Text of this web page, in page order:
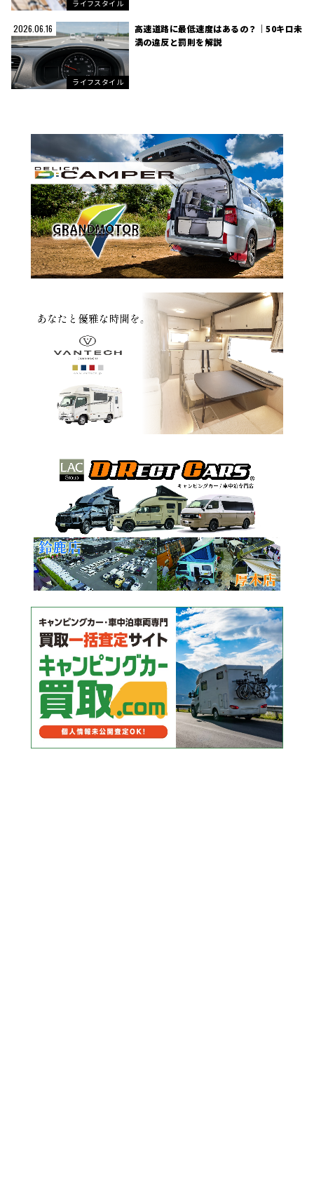
ライフスタイル
2026.06.16
ライフスタイル
高速道路に最低速度はあるの？｜50キロ未
満の違反と罰則を解説